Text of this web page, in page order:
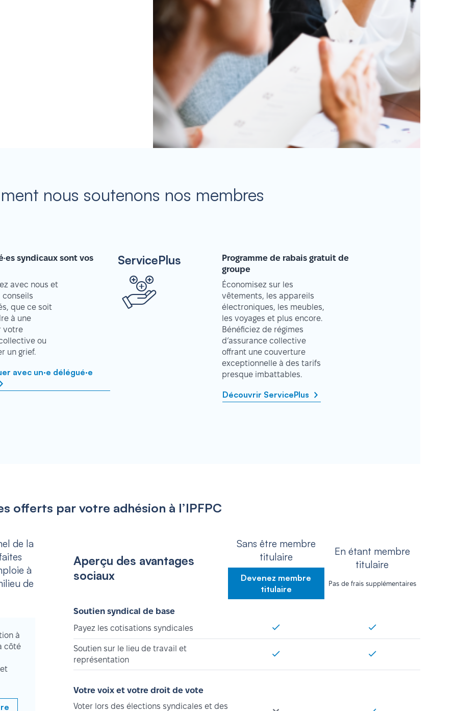
nous soutenons nos membres
syndicaux sont vos
avec nous et
conseils
que ce soit
à une
votre
ou
un grief.
avec un·e délégué·e
ServicePlus
Programme de rabais gratuit de
groupe
Économisez sur les
vêtements, les appareils
électroniques, les meubles,
les voyages et plus encore.
Bénéficiez de régimes
d’assurance collective
offrant une couverture
exceptionnelle à des tarifs
presque imbattables.
Découvrir ServicePlus
offerts par votre adhésion à l’IPFPC
de la
à
de
à
côté
Aperçu des avantages
sociaux
Sans être membre
titulaire
Devenez membre
titulaire
En étant membre
titulaire
Pas de frais supplémentaires
Soutien syndical de base
Payez les cotisations syndicales
Soutien sur le lieu de travail et
représentation
Votre voix et votre droit de vote
Voter lors des élections syndicales et des